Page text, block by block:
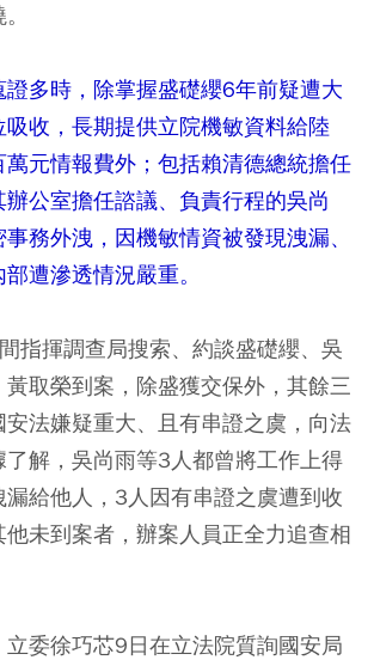
多時，除掌握盛礎纓6年前疑遭大
收，長期提供立院機敏資料給陸
元情報費外；包括賴清德總統擔任
公室擔任諮議、負責行程的吳尚
務外洩，因機敏情資被發現洩漏、
遭滲透情況嚴重。
指揮調查局搜索、約談盛礎纓、吳
取榮到案，除盛獲交保外，其餘三
安法嫌疑重大、且有串證之虞，向法
了解，吳尚雨等3人都曾將工作上得
給他人，3人因有串證之虞遭到收
未到案者，辦案人員正全力追查相
委徐巧芯9日在立法院質詢國安局